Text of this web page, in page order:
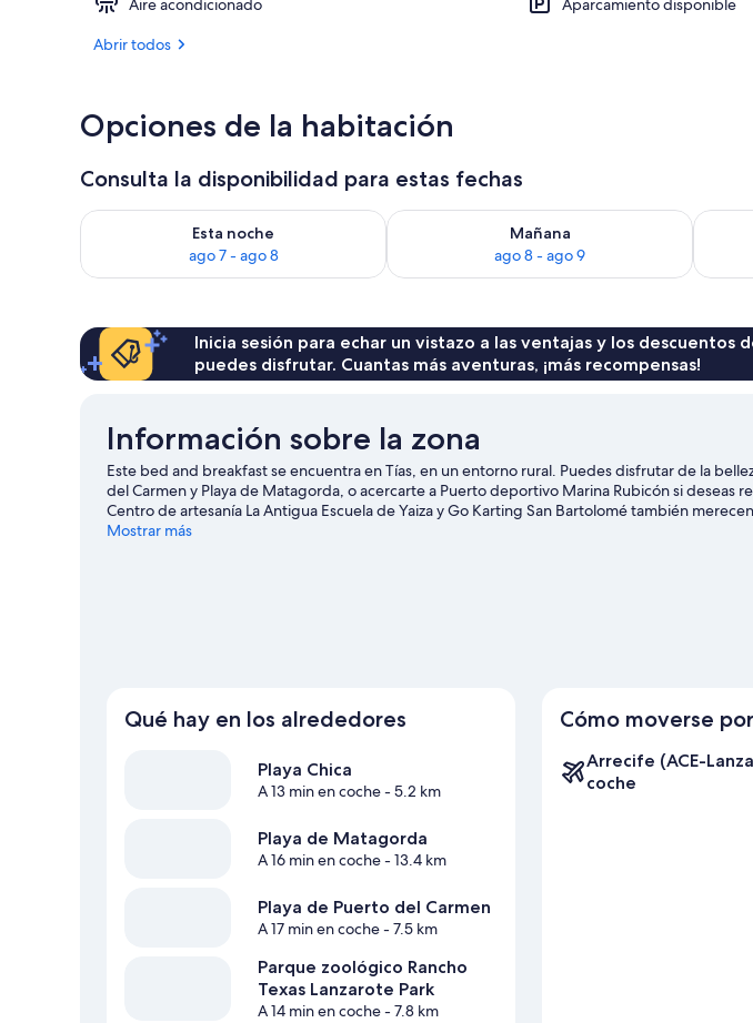
Aire acondicionado
Aparcamiento disponible
Abrir todos
Opciones de la habitación
Consulta la disponibilidad para estas fechas
Esta noche
ago 7 - ago 8
Consulta la disponibilidad para esta noche, ago 7 - ago 8
Mañana
ago 8 - ago 9
Consulta la disponibilidad para mañana, ago 8
Inicia sesión para echar un vistazo a las ventajas y los descuentos
puedes disfrutar. Cuantas más aventuras, ¡más recompensas!
Información sobre la zona
Este bed and breakfast se encuentra en Tías, en un entorno rural. Puedes disfrutar de la
del Carmen y Playa de Matagorda, o acercarte a Puerto deportivo Marina Rubicón si deseas
Centro de artesanía La Antigua Escuela de Yaiza y Go Karting San Bartolomé también
Tías
Mostrar más
Qué hay en los alrededores
Playa Chica
A 13 min en coche- 5.2 km
Playa de Matagorda
A 16 min en coche- 13.4 km
Playa de Puerto del Carmen
A 17 min en coche- 7.5 km
Parque zoológico Rancho
Texas Lanzarote Park
A 14 min en coche- 7.8 km
Cómo moverse
Arrecife (ACE-
coche